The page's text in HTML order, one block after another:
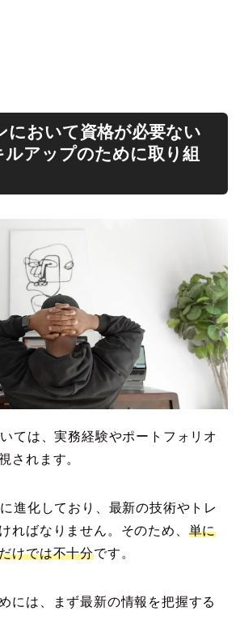
において資格が必要ない
ルアップのために取り組
ては、実務経験やポートフォリオ
されます。
進化しており、最新の技術やトレ
ればなりません。そのため、 単に
けでは不十分です。
には、まず最新の情報を把握する